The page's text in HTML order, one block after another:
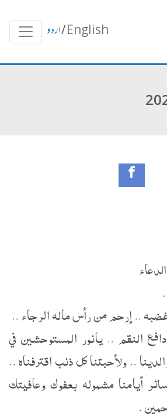
English
/اردو
.. إرحم من رأس ماله الرجاء ..
النقم .. يانور المستوحشين في
.. ولأحبتنا كل ذنب اقترفناه ..
أيامنا مشموله بعفوك وعافيتك
.